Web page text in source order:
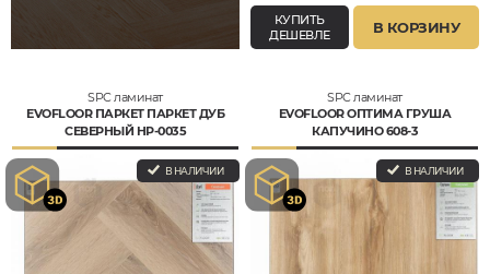
КУПИТЬ
ДЕШЕВЛЕ
В КОРЗИНУ
SPC ламинат
EVOFLOOR ПАРКЕТ ПАРКЕТ ДУБ
СЕВЕРНЫЙ HP-0035
В НАЛИЧИИ
SPC ламинат
EVOFLOOR ОПТИМА ГРУША
КАПУЧИНО 608-3
В НАЛИЧИИ